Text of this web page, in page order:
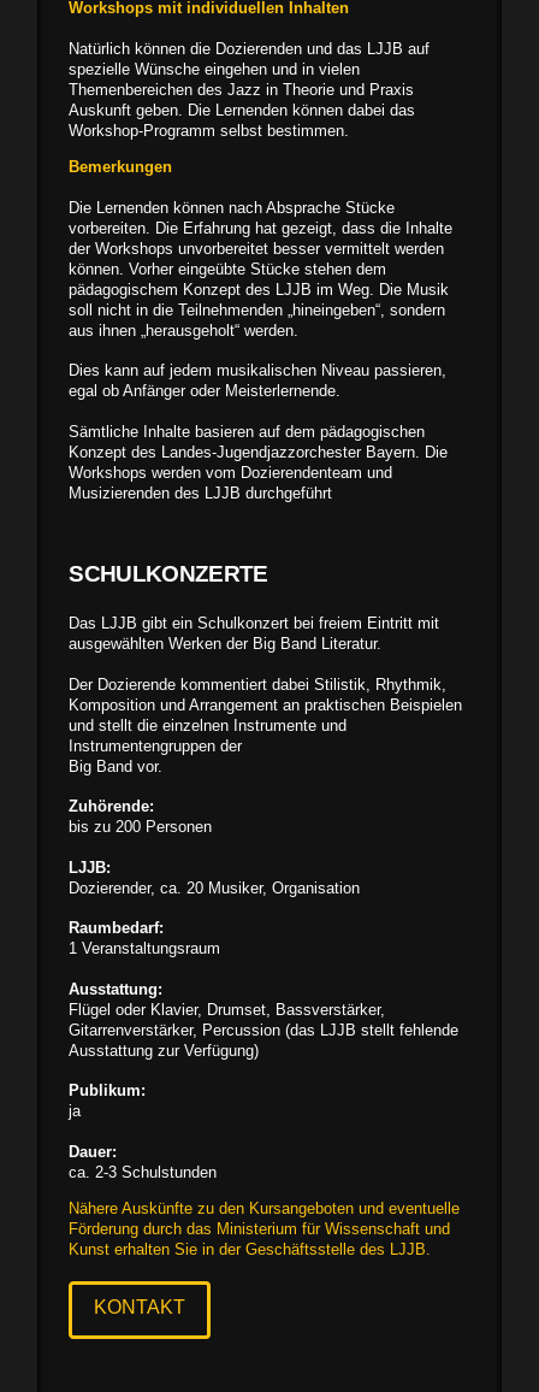
Workshops mit individuellen Inhalten
Natürlich können die Dozierenden und das LJJB auf
spezielle Wünsche eingehen und in vielen
Themenbereichen des Jazz in Theorie und Praxis
Auskunft geben. Die Lernenden können dabei das
Workshop-Programm selbst bestimmen.
Bemerkungen
Die Lernenden können nach Absprache Stücke
vorbereiten. Die Erfahrung hat gezeigt, dass die Inhalte
der Workshops unvorbereitet besser vermittelt werden
können. Vorher eingeübte Stücke stehen dem
pädagogischem Konzept des LJJB im Weg. Die Musik
soll nicht in die Teilnehmenden „hineingeben“, sondern
aus ihnen „herausgeholt“ werden.
Dies kann auf jedem musikalischen Niveau passieren,
egal ob Anfänger oder Meisterlernende.
Sämtliche Inhalte basieren auf dem pädagogischen
Konzept des Landes-Jugendjazzorchester Bayern. Die
Workshops werden vom Dozierendenteam und
Musizierenden des LJJB durchgeführt
SCHULKONZERTE
Das LJJB gibt ein Schulkonzert bei freiem Eintritt mit
ausgewählten Werken der Big Band Literatur.
Der Dozierende kommentiert dabei Stilistik, Rhythmik,
Komposition und Arrangement an praktischen Beispielen
und stellt die einzelnen Instrumente und
Instrumentengruppen der
Big Band vor.
Zuhörende:
bis zu 200 Personen
LJJB:
Dozierender, ca. 20 Musiker, Organisation
Raumbedarf:
1 Veranstaltungsraum
Ausstattung:
Flügel oder Klavier, Drumset, Bassverstärker,
Gitarrenverstärker, Percussion (das LJJB stellt fehlende
Ausstattung zur Verfügung)
Publikum:
ja
Dauer:
ca. 2-3 Schulstunden
Nähere Auskünfte zu den Kursangeboten und eventuelle
Förderung durch das Ministerium für Wissenschaft und
Kunst erhalten Sie in der Geschäftsstelle des LJJB.
KONTAKT